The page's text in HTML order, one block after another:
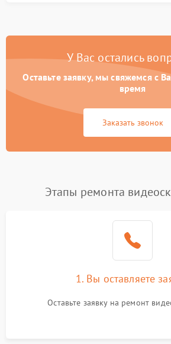
У Вас остались
Оставьте заявку, мы свяжемся с
время
Заказать звонок
Этапы ремонта
1. Вы оставляете
Оставьте заявку на ремонт